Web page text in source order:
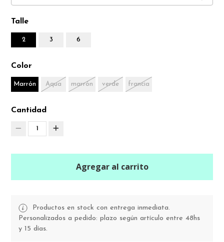
Talle
2 3 6
Color
Marrón Aqua marrón verde francia
Cantidad
1
Agregar al carrito
Productos en stock con entrega inmediata.
Personalizados a pedido: plazo según artículo entre 48hs
y 15 días.